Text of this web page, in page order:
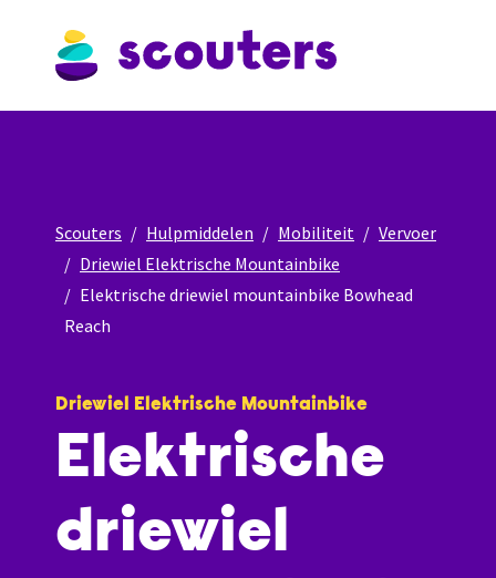
Scouters Hulpmiddelen Mobiliteit
Vervoer
Driewiel Elektrische Mountainbike
Elektrische driewiel mountainbike Bowhead
Reach
Driewiel Elektrische Mountainbike
Elektrische
driewiel